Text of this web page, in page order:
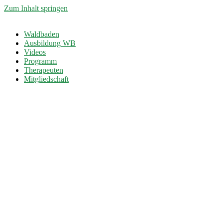
Zum Inhalt springen
Waldbaden
Ausbildung WB
Videos
Programm
Therapeuten
Mitgliedschaft